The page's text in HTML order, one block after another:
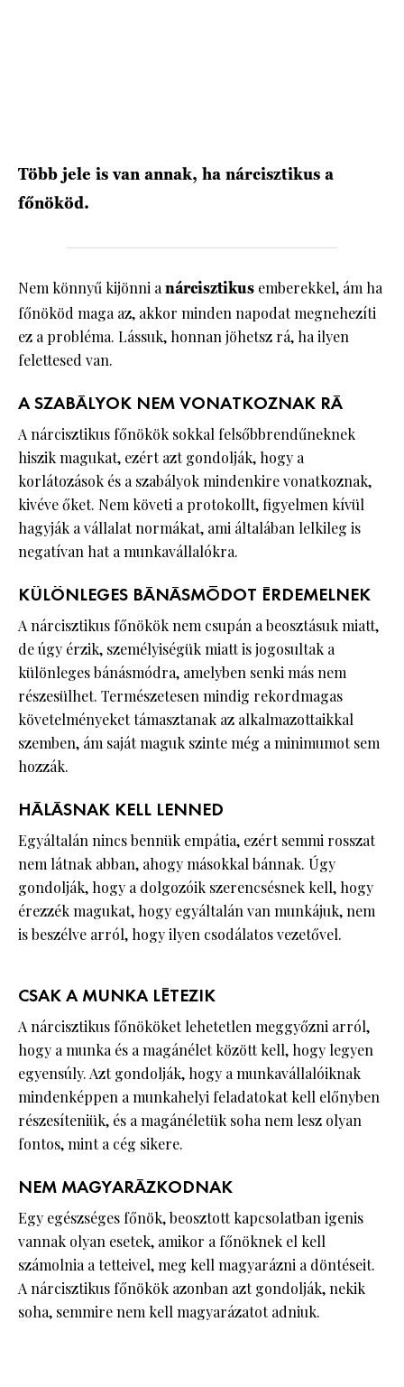
Több jele is van annak, ha nárcisztikus a
főnököd.
Nem könnyű kijönni anárcisztikus emberekkel, ám ha
főnököd maga az, akkor minden napodat megnehezíti
ez a probléma. Lássuk, honnan jöhetsz rá, ha ilyen
felettesed van.
A SZABÁLYOK NEM VONATKOZNAK RÁ
A nárcisztikus főnökök sokkal felsőbbrendűneknek
hiszik magukat, ezért azt gondolják, hogy a
korlátozások és a szabályok mindenkire vonatkoznak,
kivéve őket. Nem követi a protokollt, figyelmen kívül
hagyják a vállalat normákat, ami általában lelkileg is
negatívan hat a munkavállalókra.
KÜLÖNLEGES BÁNÁSMÓDOT ÉRDEMELNEK
A nárcisztikus főnökök nem csupán a beosztásuk miatt,
de úgy érzik, személyiségük miatt is jogosultak a
különleges bánásmódra, amelyben senki más nem
részesülhet. Természetesen mindig rekordmagas
követelményeket támasztanak az alkalmazottaikkal
szemben, ám saját maguk szinte még a minimumot sem
hozzák.
HÁLÁSNAK KELL LENNED
Egyáltalán nincs bennük empátia, ezért semmi rosszat
nem látnak abban, ahogy másokkal bánnak. Úgy
gondolják, hogy a dolgozóik szerencsésnek kell, hogy
érezzék magukat, hogy egyáltalán van munkájuk, nem
is beszélve arról, hogy ilyen csodálatos vezetővel.
CSAK A MUNKA LÉTEZIK
A nárcisztikus főnököket lehetetlen meggyőzni arról,
hogy a munka és a magánélet között kell, hogy legyen
egyensúly. Azt gondolják, hogy a munkavállalóiknak
mindenképpen a munkahelyi feladatokat kell előnyben
részesíteniük, és a magánéletük soha nem lesz olyan
fontos, mint a cég sikere.
NEM MAGYARÁZKODNAK
Egy egészséges főnök, beosztott kapcsolatban igenis
vannak olyan esetek, amikor a főnöknek el kell
számolnia a tetteivel, meg kell magyarázni a döntéseit.
A nárcisztikus főnökök azonban azt gondolják, nekik
soha, semmire nem kell magyarázatot adniuk.